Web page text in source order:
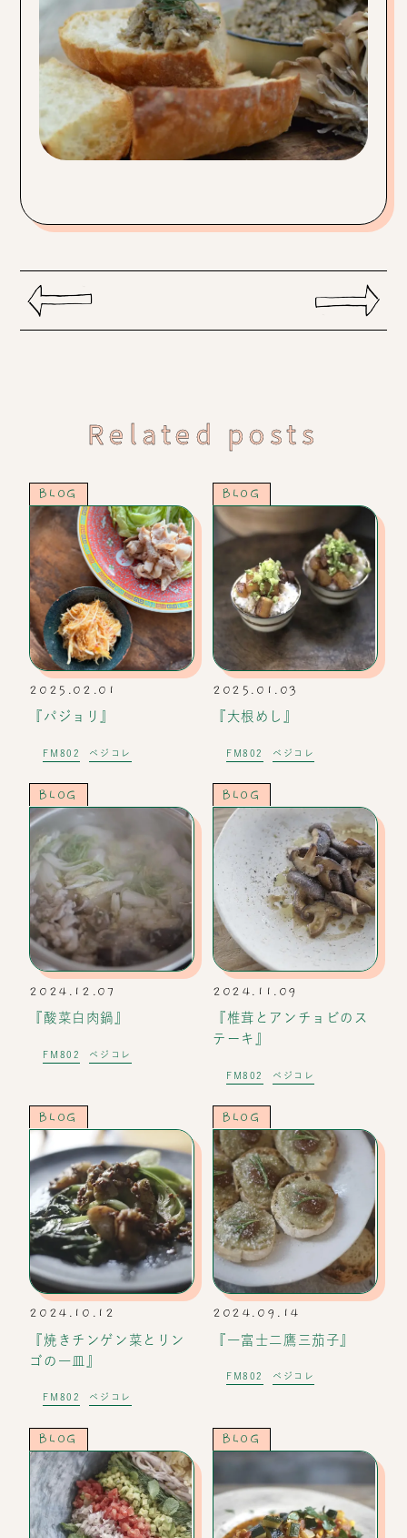
Related posts
BLOG
2025.02.01
『パジョリ』
FM802 ベジコレ
BLOG
2025.01.03
『大根めし』
FM802 ベジコレ
BLOG
2024.12.07
『酸菜白肉鍋』
FM802 ベジコレ
BLOG
2024.11.09
『椎茸とアンチョビのス
テーキ』
FM802 ベジコレ
BLOG
2024.10.12
『焼きチンゲン菜とリン
ゴの一皿』
FM802 ベジコレ
BLOG
2024.09.14
『一富士二鷹三茄子』
FM802 ベジコレ
BLOG BLOG